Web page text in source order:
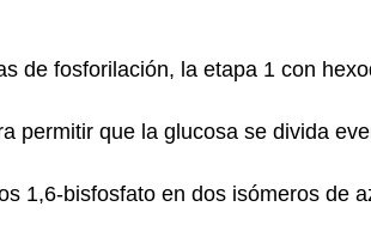
de fosforilación, la etapa 1 con
permitir que la glucosa se divida
1,6-bisfosfato en dos isómeros de